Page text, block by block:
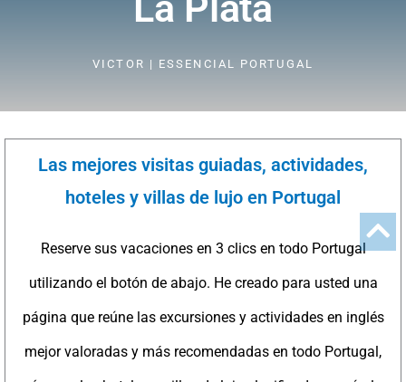
VICTOR | ESSENCIAL PORTUGAL
Las mejores visitas guiadas, actividades,
hoteles y villas de lujo en Portugal
Reserve sus vacaciones en 3 clics en todo Portugal
utilizando el botón de abajo. He creado para usted una
página que reúne las excursiones y actividades en inglés
mejor valoradas y más recomendadas en todo Portugal,